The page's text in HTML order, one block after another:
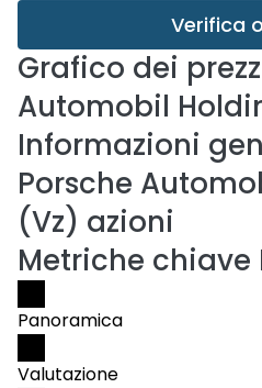
Verifica
Grafico dei
Automobil
Informazioni
Porsche
(Vz) azioni
Metriche chiave
Panoramica
Valutazione